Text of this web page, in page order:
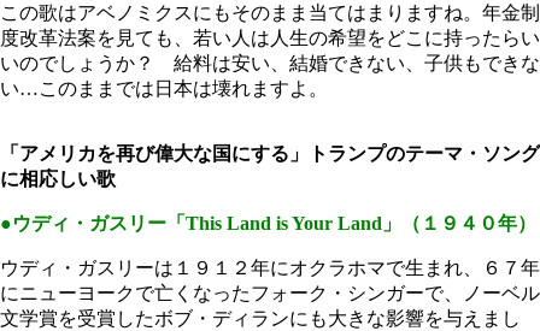
この歌はアベノミクスにもそのまま当てはまりますね。年金制
度改革法案を見ても、若い人は人生の希望をどこに持ったらい
いのでしょうか？ 給料は安い、結婚できない、子供もできな
い…このままでは日本は壊れますよ。
「アメリカを再び偉大な国にする」トランプのテーマ・ソング
に相応しい歌
●ウディ・ガスリー「This Land is Your Land」（１９４０年）
ウディ・ガスリーは１９１２年にオクラホマで生まれ、６７年
にニューヨークで亡くなったフォーク・シンガーで、ノーベル
文学賞を受賞したボブ・ディランにも大きな影響を与えまし